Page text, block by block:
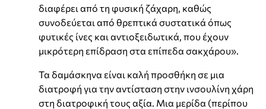
διαφέρει από τη φυσική ζάχαρη, καθώς
συνοδεύεται από θρεπτικά συστατικά όπως
φυτικές ίνες και αντιοξειδωτικά, που έχουν
μικρότερη επίδραση στα επίπεδα σακχάρου».
Τα δαμάσκηνα είναι καλή προσθήκη σε μια
διατροφή για την αντίσταση στην ινσουλίνη χάρη
στη διατροφική τους αξία. Μια μερίδα (περίπου